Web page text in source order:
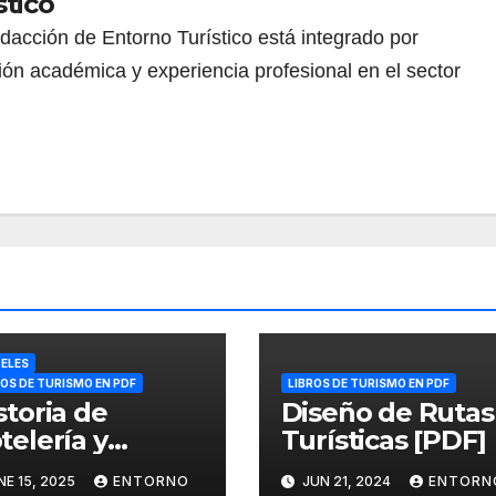
de Entorno Turístico está integrado por
académica y experiencia profesional en el sector
DE TURISMO EN PDF
de
y
en
15, 2025 ENTORNO
LIBROS DE TURISMO EN PDF
Diseño de Rutas
Turísticas [PDF]
JUN 21, 2024